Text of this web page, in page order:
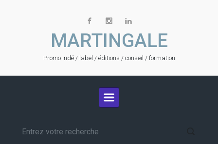
MARTINGALE
Promo indé / label / éditions / conseil / formation